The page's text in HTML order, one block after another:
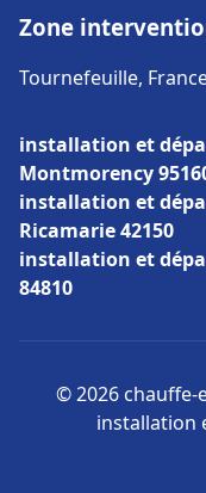
Zone
Tournefeuille,
installation et
Montmorency
installation et
Ricamarie 42150
installation et
84810
© 2026 chauffe-
installation